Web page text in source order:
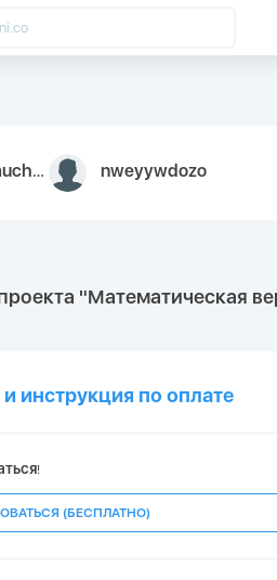
faceapple ! nweyywdozo
"Математическая
инструкция по оплате
!
(БЕСПЛАТНО)